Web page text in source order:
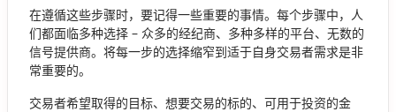
在遵循这些步骤时，要记得一些重要的事情。每个步骤中，人
们都面临多种选择 – 众多的经纪商、多种多样的平台、无数的
信号提供商。将每一步的选择缩窄到适于自身交易者需求是非
常重要的。
交易者希望取得的目标、想要交易的标的、可用于投资的金